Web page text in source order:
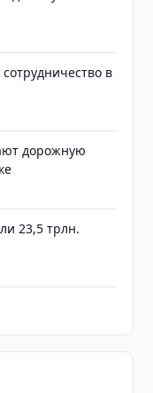
в
дорожную
23,5 трлн.